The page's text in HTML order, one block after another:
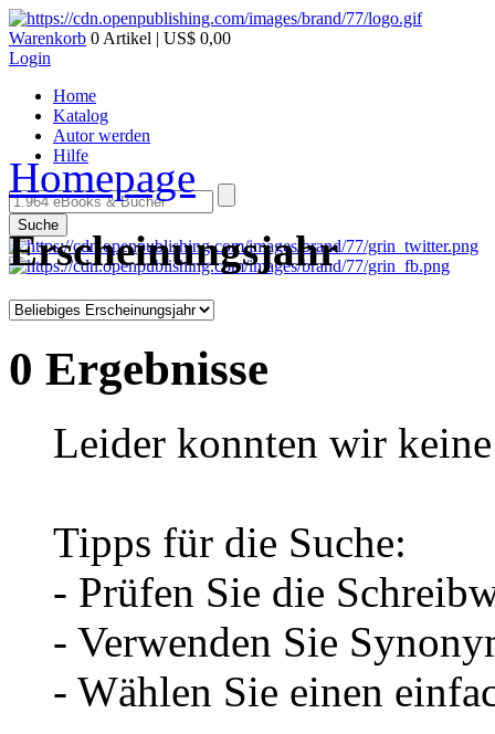
Warenkorb 0 Artikel | US$ 0,00
Login
Home
Katalog
Autor werden
Hilfe
Suche
Homepage
Erscheinungsjahr
0 Ergebnisse
Leider konnten wir
Tipps für die Suche:
- Prüfen Sie die
- Verwenden Sie
- Wählen Sie einen